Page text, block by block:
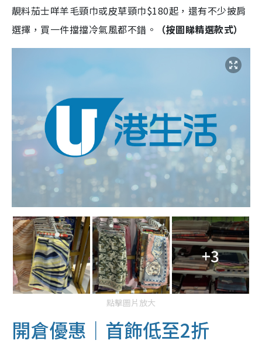
靚料茄士咩羊毛頸巾或皮草頸巾$180起，還有不少披肩
選擇，買一件擋擋冷氣風都不錯。
（按圖睇精選款式）
+3
點擊圖片放大
開倉優惠｜首飾低至2折